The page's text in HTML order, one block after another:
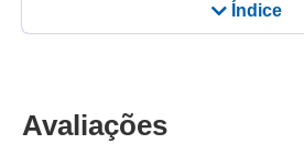
Índice
Avaliações